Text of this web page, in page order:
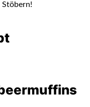
Stöbern!